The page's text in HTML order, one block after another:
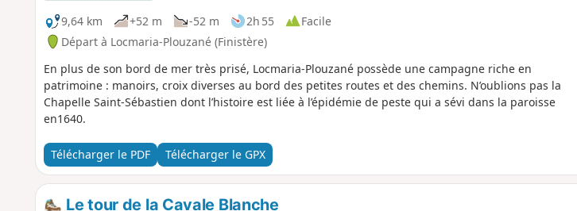
9,64 km
+52 m -52 m 2h 55
Facile
Départ à Locmaria-Plouzané (Finistère)
En plus de son bord de mer très prisé, Locmaria-Plouzané possède une campagne riche en
patrimoine : manoirs, croix diverses au bord des petites routes et des chemins. N’oublions pas la
Chapelle Saint-Sébastien dont l’histoire est liée à l’épidémie de peste qui a sévi dans la paroisse
en1640.
Télécharger le PDF Télécharger le GPX
Le tour de la Cavale Blanche